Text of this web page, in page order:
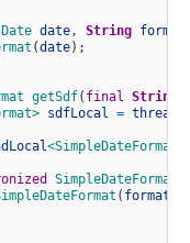
Date date, String format
(date) ;
getSdf( final String
sdfLocal =
<SimpleDateFormat>
SimpleDateFormat
( format